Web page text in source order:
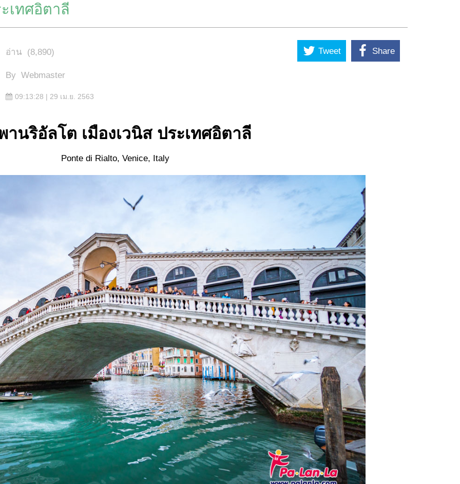
เทศอิตาลี
อ่าน (8,890)
By Webmaster
09:13:28 | 29 เม.ย. 2563
Tweet Share
านริอัลโต เมืองเวนิส ประเทศอิตาลี
Ponte di Rialto, Venice, Italy